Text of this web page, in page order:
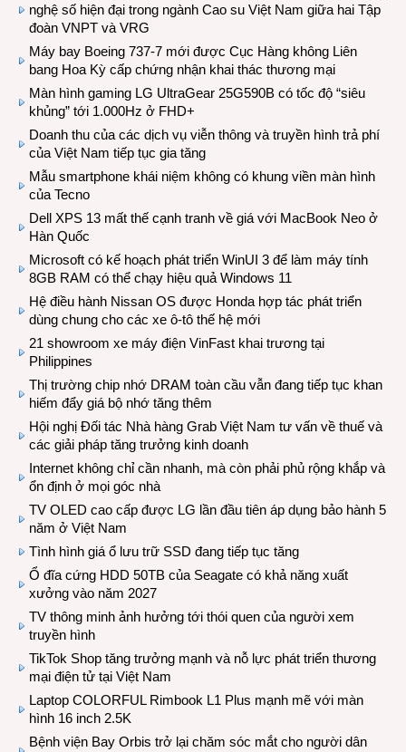
nghệ số hiện đại trong ngành Cao su Việt Nam giữa hai Tập
đoàn VNPT và VRG
Máy bay Boeing 737-7 mới được Cục Hàng không Liên
bang Hoa Kỳ cấp chứng nhận khai thác thương mại
Màn hình gaming LG UltraGear 25G590B có tốc độ “siêu
khủng” tới 1.000Hz ở FHD+
Doanh thu của các dịch vụ viễn thông và truyền hình trả phí
của Việt Nam tiếp tục gia tăng
Mẫu smartphone khái niệm không có khung viền màn hình
của Tecno
Dell XPS 13 mất thế cạnh tranh về giá với MacBook Neo ở
Hàn Quốc
Microsoft có kế hoạch phát triển WinUI 3 để làm máy tính
8GB RAM có thể chạy hiệu quả Windows 11
Hệ điều hành Nissan OS được Honda hợp tác phát triển
dùng chung cho các xe ô-tô thế hệ mới
21 showroom xe máy điện VinFast khai trương tại
Philippines
Thị trường chip nhớ DRAM toàn cầu vẫn đang tiếp tục khan
hiếm đẩy giá bộ nhớ tăng thêm
Hội nghị Đối tác Nhà hàng Grab Việt Nam tư vấn về thuế và
các giải pháp tăng trưởng kinh doanh
Internet không chỉ cần nhanh, mà còn phải phủ rộng khắp và
ổn định ở mọi góc nhà
TV OLED cao cấp được LG lần đầu tiên áp dụng bảo hành 5
năm ở Việt Nam
Tình hình giá ổ lưu trữ SSD đang tiếp tục tăng
Ổ đĩa cứng HDD 50TB của Seagate có khả năng xuất
xưởng vào năm 2027
TV thông minh ảnh hưởng tới thói quen của người xem
truyền hình
TikTok Shop tăng trưởng mạnh và nỗ lực phát triển thương
mại điện tử tại Việt Nam
Laptop COLORFUL Rimbook L1 Plus mạnh mẽ với màn
hình 16 inch 2.5K
Bệnh viện Bay Orbis trở lại chăm sóc mắt cho người dân